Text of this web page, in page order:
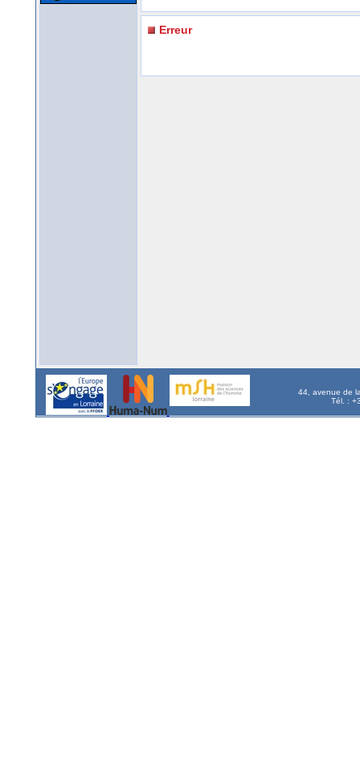
Erreur
44, avenue de
Tél. :